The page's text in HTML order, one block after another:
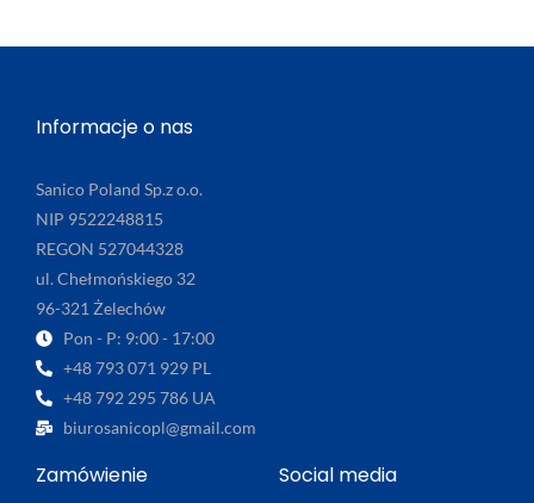
Informacje o nas
Sanico Poland Sp.z o.o.
NIP 9522248815
REGON 527044328
ul. Chełmońskiego 32
96-321 Żelechów
Pon - P: 9:00 - 17:00
+48 793 071 929 PL
+48 792 295 786 UA
biurosanicopl@gmail.com
Zamówienie Social media